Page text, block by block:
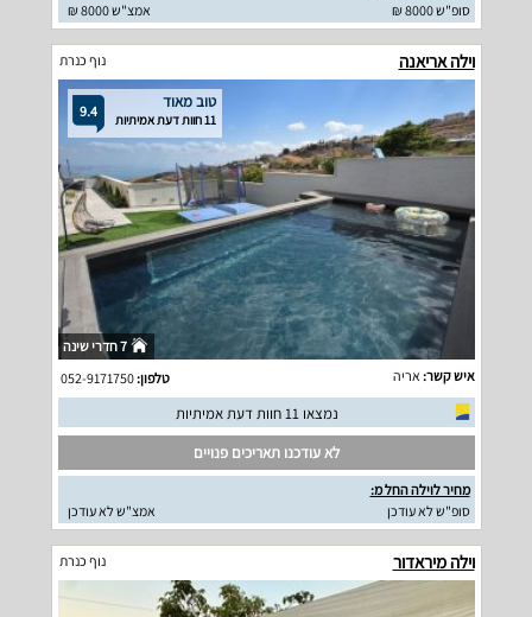
סופ"ש 8000 ₪
אמצ"ש 8000 ₪
וילה אריאנה נוף כנרת
9.4 טוב מאוד
11 חוות דעת אמיתיות
7 חדרי שינה
איש קשר: אריה טלפון:052-9171750
נמצאו 11 חוות דעת אמיתיות
לא עודכנו תאריכים פנויים
מחיר לוילה החל מ:
סופ"ש לא עודכן
אמצ"ש לא עודכן
וילה מיראדור נוף כנרת